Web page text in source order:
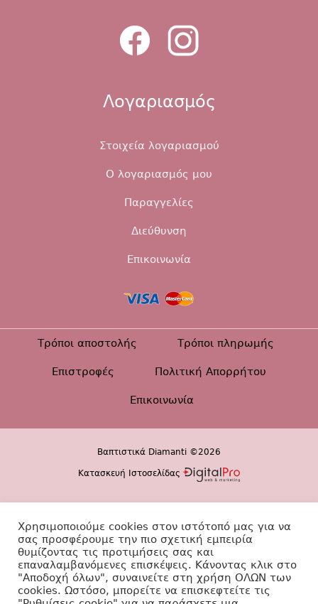
Λογαριασμός
Στοιχεία λογαριασμού
Ο λογαριασμός μου
Παραγγελίες
Διεύθυνση
Επικοινωνία
Τρόποι αποστολής Τρόποι πληρωμής
Επιστροφές Πολιτική Απορρήτου
Επικοινωνία
Βαπτιστικά Diamanti ©2026
Κατασκευή Ιστοσελίδας
Χρησιμοποιούμε cookies στον ιστότοπό μας για να
σας προσφέρουμε την πιο σχετική εμπειρία
θυμίζοντας τις προτιμήσεις σας και
επαναλαμβανόμενες επισκέψεις. Κάνοντας κλικ στο
"Αποδοχή όλων", συναινείτε στη χρήση ΟΛΩΝ των
cookies. Ωστόσο, μπορείτε να επισκεφτείτε τις